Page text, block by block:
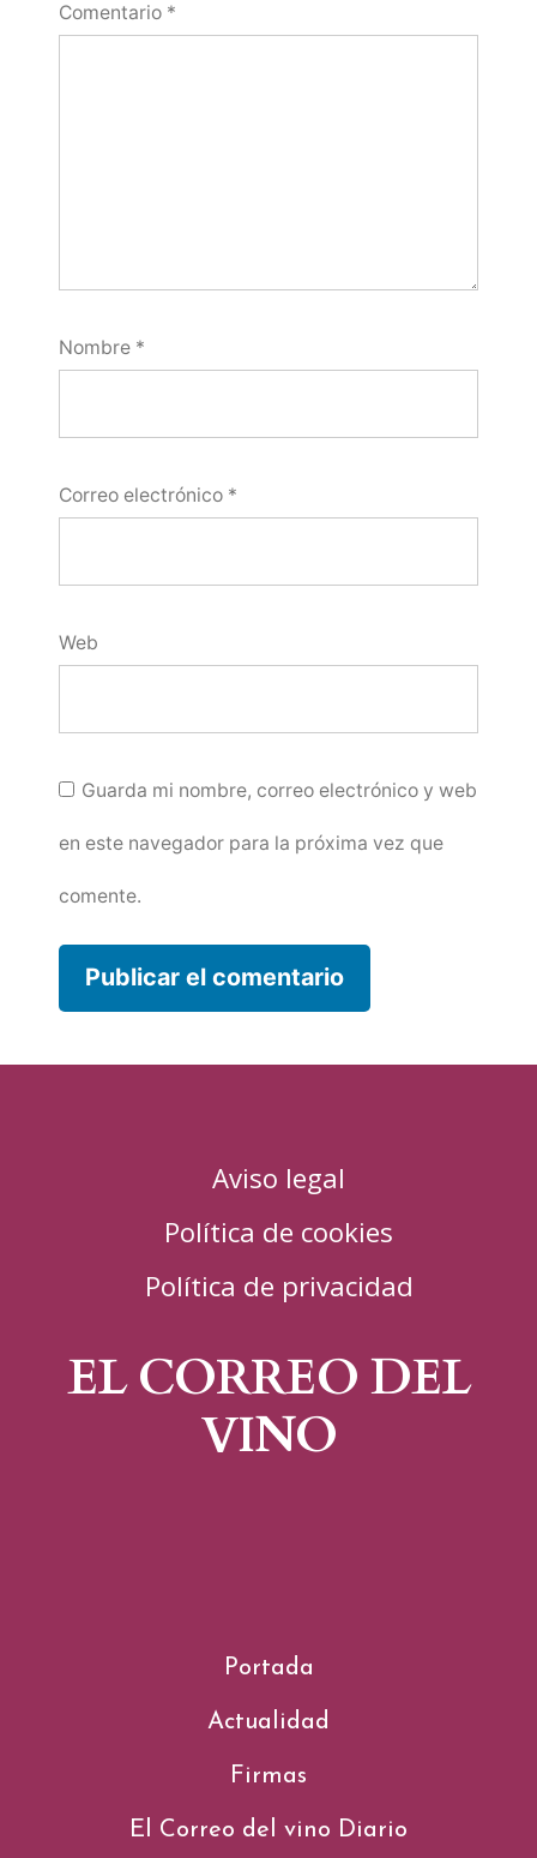
Comentario *
Nombre *
Correo electrónico *
Web
Guarda mi nombre, correo electrónico y web
en este navegador para la próxima vez que
comente.
Aviso legal
Política de cookies
Política de privacidad
EL CORREO DEL
VINO
Portada
Actualidad
Firmas
El Correo del vino Diario